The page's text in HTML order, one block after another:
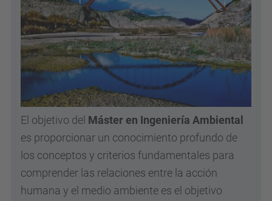
El objetivo del Máster en Ingeniería Ambiental
es proporcionar un conocimiento profundo de
los conceptos y criterios fundamentales para
comprender las relaciones entre la acción
humana y el medio ambiente es el objetivo